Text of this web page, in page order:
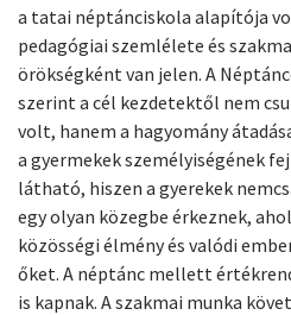
a tatai néptánciskola alapítója
pedagógiai szemlélete és
örökségként van jelen. A
szerint a cél kezdetektől nem
volt, hanem a hagyomány
a gyermekek személyiségének
látható, hiszen a gyerekek
egy olyan közegbe érkeznek,
közösségi élmény és valódi
őket. A néptánc mellett
is kapnak. A szakmai munka